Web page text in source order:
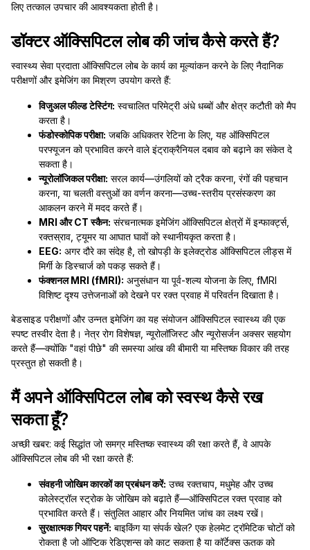
लिए तत्काल उपचार की आवश्यकता होती है।
डॉक्टर ऑक्सिपिटल लोब की जांच कैसे करते हैं?
स्वास्थ्य सेवा प्रदाता ऑक्सिपिटल लोब के कार्य का मूल्यांकन करने के लिए नैदानिक
परीक्षणों और इमेजिंग का मिश्रण उपयोग करते हैं:
विजुअल फील्ड टेस्टिंग: स्वचालित परिमेट्री अंधे धब्बों और क्षेत्र कटौती को मैप
करता है।
फंडोस्कोपिक परीक्षा: जबकि अधिकतर रेटिना के लिए, यह ऑक्सिपिटल
परफ्यूजन को प्रभावित करने वाले इंट्राक्रैनियल दबाव को बढ़ाने का संकेत दे
सकता है।
न्यूरोलॉजिकल परीक्षा: सरल कार्य—उंगलियों को ट्रैक करना, रंगों की पहचान
करना, या चलती वस्तुओं का वर्णन करना—उच्च-स्तरीय प्रसंस्करण का
आकलन करने में मदद करते हैं।
MRI और CT स्कैन: संरचनात्मक इमेजिंग ऑक्सिपिटल क्षेत्रों में इन्फार्क्ट्स,
रक्तस्राव, ट्यूमर या आघात घावों को स्थानीयकृत करता है।
EEG: अगर दौरे का संदेह है, तो खोपड़ी के इलेक्ट्रोड ऑक्सिपिटल लीड्स में
मिर्गी के डिस्चार्ज को पकड़ सकते हैं।
फंक्शनल MRI (fMRI): अनुसंधान या पूर्व-शल्य योजना के लिए, fMRI
विशिष्ट दृश्य उत्तेजनाओं को देखने पर रक्त प्रवाह में परिवर्तन दिखाता है।
बेडसाइड परीक्षणों और उन्नत इमेजिंग का यह संयोजन ऑक्सिपिटल स्वास्थ्य की एक
स्पष्ट तस्वीर देता है। नेत्र रोग विशेषज्ञ, न्यूरोलॉजिस्ट और न्यूरोसर्जन अक्सर सहयोग
करते हैं—क्योंकि "वहां पीछे" की समस्या आंख की बीमारी या मस्तिष्क विकार की तरह
प्रस्तुत हो सकती है।
मैं अपने ऑक्सिपिटल लोब को स्वस्थ कैसे रख
सकता हूँ?
अच्छी खबर: कई सिद्धांत जो समग्र मस्तिष्क स्वास्थ्य की रक्षा करते हैं, वे आपके
ऑक्सिपिटल लोब की भी रक्षा करते हैं:
संवहनी जोखिम कारकों का प्रबंधन करें: उच्च रक्तचाप, मधुमेह और उच्च
कोलेस्ट्रॉल स्ट्रोक के जोखिम को बढ़ाते हैं—ऑक्सिपिटल रक्त प्रवाह को
प्रभावित करते हैं। संतुलित आहार और नियमित जांच का लक्ष्य रखें।
सुरक्षात्मक गियर पहनें: बाइकिंग या संपर्क खेल? एक हेलमेट ट्रॉमेटिक चोटों को
रोकता है जो ऑप्टिक रेडिएशन्स को काट सकता है या कॉर्टेक्स ऊतक को